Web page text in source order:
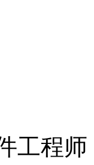
工程